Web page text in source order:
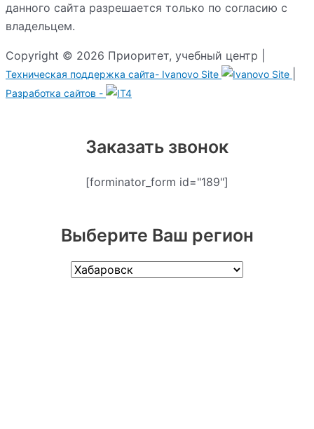
данного сайта разрешается только по согласию с
владельцем.
Copyright © 2026 Приоритет, учебный центр |
Техническая поддержка сайта- Ivanovo Site
Разработка сайтов -
Заказать звонок
[forminator_form id="189"]
Выберите Ваш регион